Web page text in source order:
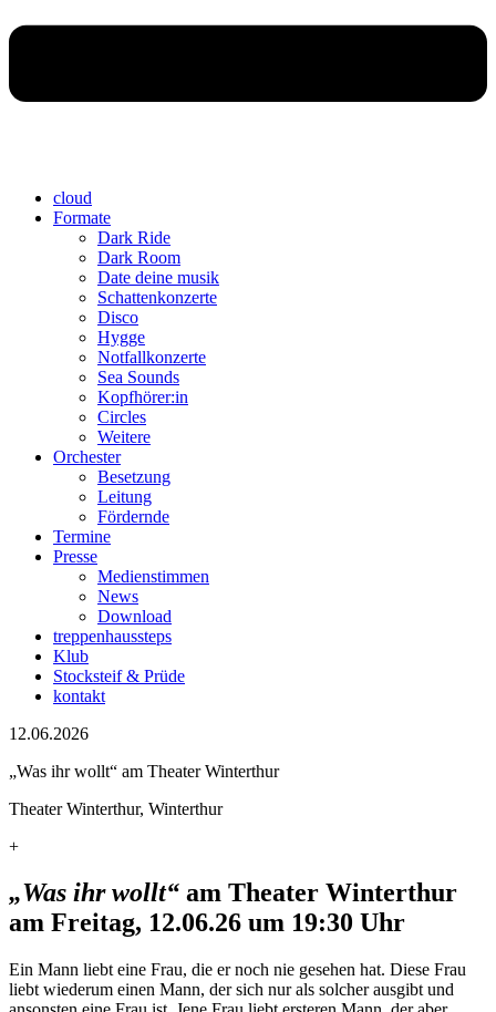
cloud
Formate
Dark Ride
Dark Room
Date deine musik
Schattenkonzerte
Disco
Hygge
Notfallkonzerte
Sea Sounds
Kopfhörer:in
Circles
Weitere
Orchester
Besetzung
Leitung
Fördernde
Termine
Presse
Medienstimmen
News
Download
treppenhaussteps
Klub
Stocksteif & Prüde
kontakt
12.06.2026
„Was ihr wollt“ am Theater Winterthur
Theater Winterthur, Winterthur
+
„Was ihr wollt“ am Theater Winterthur
am Freitag, 12.06.26 um 19:30 Uhr
Ein Mann liebt eine Frau, die er noch nie gesehen hat. Diese Frau
liebt wiederum einen Mann, der sich nur als solcher ausgibt und